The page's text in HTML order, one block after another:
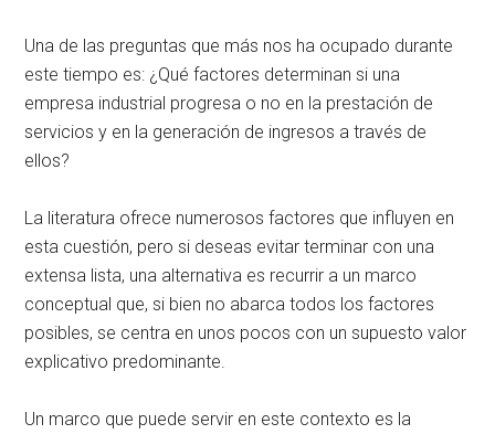
Una de las preguntas que más nos ha ocupado durante
este tiempo es: ¿Qué factores determinan si una
empresa industrial progresa o no en la prestación de
servicios y en la generación de ingresos a través de
ellos?
La literatura ofrece numerosos factores que influyen en
esta cuestión, pero si deseas evitar terminar con una
extensa lista, una alternativa es recurrir a un marco
conceptual que, si bien no abarca todos los factores
posibles, se centra en unos pocos con un supuesto valor
explicativo predominante.
Un marco que puede servir en este contexto es la